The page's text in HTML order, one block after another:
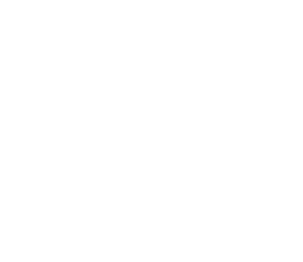
– Nó có bộ nhớ 32 GB lưu
của nó hoạt động để ghi
Vision – Auto IR Night
được tích hợp đèn LED IR,